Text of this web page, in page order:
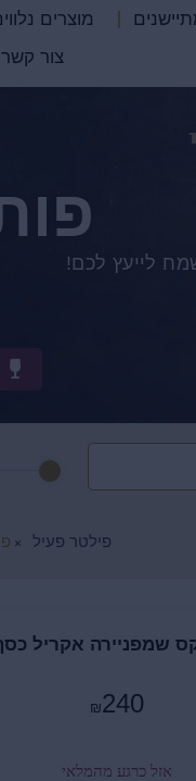
מוצרים
צור קשר
לייעץ לכם!
פילטר פעיל ×
שמפניירה אקריל
₪240
אזל כרגע מהמלאי